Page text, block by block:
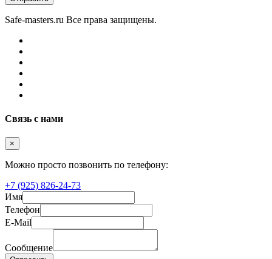
Safe-masters.ru Все права защищены.
Связь с нами
×
Можно просто позвонить по телефону:
+7 (925) 826-24-73
Имя
Телефон
E-Mail
Сообщение